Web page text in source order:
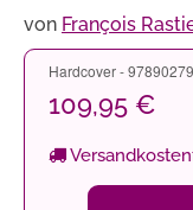
von François
Hardcover -
109,95 €